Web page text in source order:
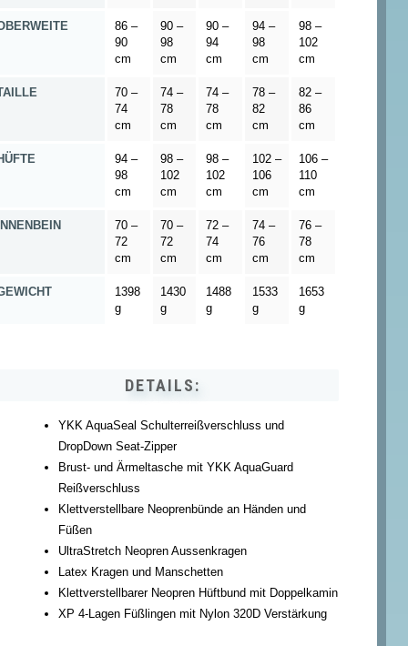
86 –
90
cm
90 –
98
cm
90 –
94
cm
94 –
98
cm
98 –
102
cm
70 –
74
cm
74 –
78
cm
74 –
78
cm
78 –
82
cm
82 –
86
cm
94 –
98
cm
98 –
102
cm
98 –
102
cm
102 –
106
cm
106 –
110
cm
70 –
72
cm
70 –
72
cm
72 –
74
cm
74 –
76
cm
76 –
78
cm
1398
g
1430
g
1488
g
1533
g
1653
g
DETAILS:
YKK AquaSeal Schulterreißverschluss und
DropDown Seat-Zipper
Brust- und Ärmeltasche mit YKK AquaGuard
Reißverschluss
Klettverstellbare Neoprenbünde an Händen und
Füßen
UltraStretch Neopren Aussenkragen
Latex Kragen und Manschetten
Klettverstellbarer Neopren Hüftbund mit Doppelkamin
XP 4-Lagen Füßlingen mit Nylon 320D Verstärkung